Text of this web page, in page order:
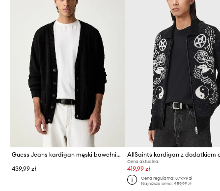
Guess Jeans kardigan męski bawełniany
439,99 zł
AllSaints kardigan z dodatkiem
Cena aktualna:
419,99 zł
Cena regularna: 879,99 zł
Najniższa cena: 459,99 zł